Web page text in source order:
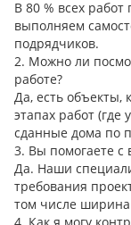
В 80 % всех
выполняем
подрядчиков.
2. Можно ли
работе?
Да, есть объекты,
этапах работ (где
сданные дома по
3. Вы помогаете с
Да. Наши
требования
том числе